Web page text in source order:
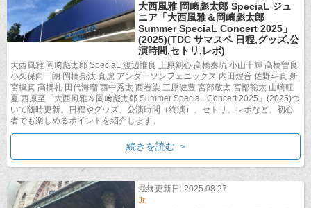
大西風雅 岡﨑彪太郎 SpeciaL ジュ
ニア「大西風雅＆岡﨑彪太郎
Summer SpeciaL Concert 2025」
(2025)(TDC サマスペ 日程,グッズ,公
演時間,セトリ,レポ)
大西風雅 岡﨑彪太郎 SpeciaL 渡辺惟良 上原剣心 高橋奏琉 小山十輝 髙橋曽良
小久保向一朗 岡橋亮汰 真虎 アンダーソンフェニックス 内田煌音 佐野斗真 新
宮楓真 高橋礼 田代海瑠 西中秀太 西巻染 三原健豊 宮部敬太 宮部聡太 山崎旺
夏 西原至「大西風雅＆岡﨑彪太郎 Summer SpeciaL Concert 2025」(2025)つ
いて随時更新。日程やグッズ、公演時間（終演）、セトリ、レポなど、初心
者でも楽しめるポイントを紹介します。
続きを読む
最終更新日: 2025.08.27
Jr.